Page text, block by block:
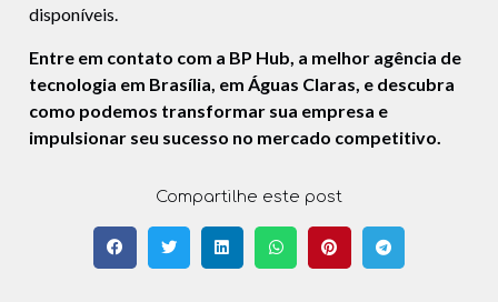
disponíveis.
Entre em contato com a BP Hub, a melhor agência de
tecnologia em Brasília, em Águas Claras, e descubra
como podemos transformar sua empresa e
impulsionar seu sucesso no mercado competitivo.
Compartilhe este post